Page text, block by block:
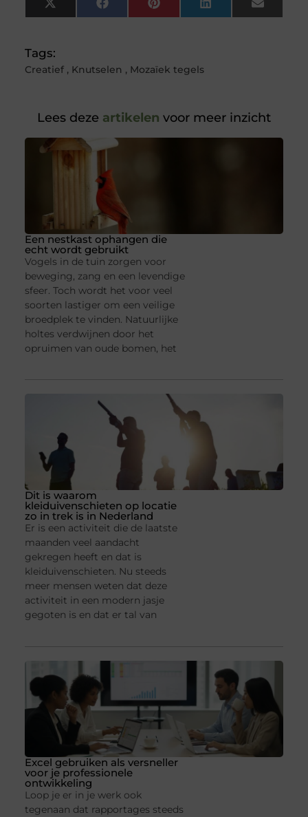
X
(Twitter)
FacebookPinterestLinkedInEmail
Tags:
Creatief, Knutselen , Mozaïek tegels
Lees deze artikelen voor meer inzicht
Een nestkast ophangen die
echt wordt gebruikt
Vogels in de tuin zorgen voor
beweging, zang en een levendige
sfeer. Toch wordt het voor veel
soorten lastiger om een veilige
broedplek te vinden. Natuurlijke
holtes verdwijnen door het
opruimen van oude bomen, het
Dit is waarom
kleiduivenschieten op locatie
zo in trek is in Nederland
Er is een activiteit die de laatste
maanden veel aandacht
gekregen heeft en dat is
kleiduivenschieten. Nu steeds
meer mensen weten dat deze
activiteit in een modern jasje
gegoten is en dat er tal van
Excel gebruiken als versneller
voor je professionele
ontwikkeling
Loop je er in je werk ook
tegenaan dat rapportages steeds